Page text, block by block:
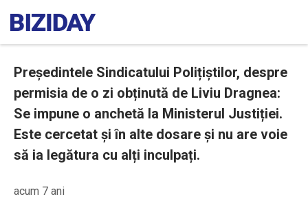
Președintele Sindicatului Polițiștilor, despre
permisia de o zi obținută de Liviu Dragnea:
Se impune o anchetă la Ministerul Justiției.
Este cercetat și în alte dosare și nu are voie
să ia legătura cu alți inculpați.
acum 7 ani